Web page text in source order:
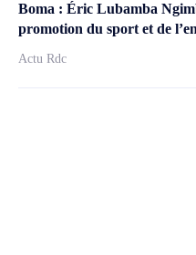
Boma : Éric Lubamba
promotion du sport et de
Actu Rdc